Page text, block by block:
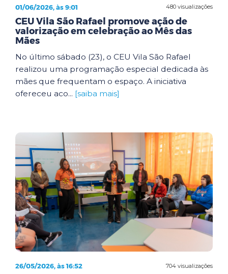
480 visualizações
01/06/2026, às 9:01
CEU Vila São Rafael promove ação de
valorização em celebração ao Mês das
Mães
No último sábado (23), o CEU Vila São Rafael
realizou uma programação especial dedicada às
mães que frequentam o espaço. A iniciativa
ofereceu aco... [saiba mais]
704 visualizações
26/05/2026, às 16:52